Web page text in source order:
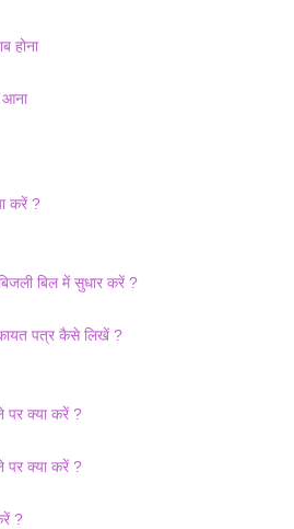
होना
आना
करें ?
बिल में सुधार करें ?
पत्र कैसे लिखें ?
पर क्या करें ?
पर क्या करें ?
?